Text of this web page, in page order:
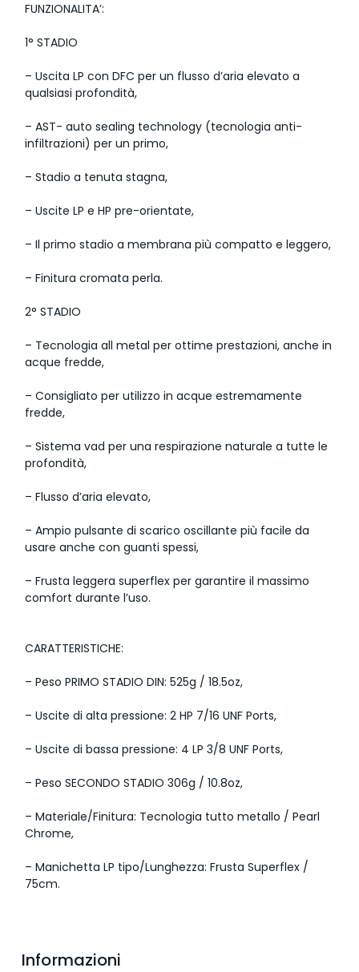
FUNZIONALITA’:
1° STADIO
– Uscita LP con DFC per un flusso d’aria elevato a
qualsiasi profondità,
– AST- auto sealing technology (tecnologia anti-
infiltrazioni) per un primo,
– Stadio a tenuta stagna,
– Uscite LP e HP pre-orientate,
– Il primo stadio a membrana più compatto e leggero,
– Finitura cromata perla.
2° STADIO
– Tecnologia all metal per ottime prestazioni, anche in
acque fredde,
– Consigliato per utilizzo in acque estremamente
fredde,
– Sistema vad per una respirazione naturale a tutte le
profondità,
– Flusso d’aria elevato,
– Ampio pulsante di scarico oscillante più facile da
usare anche con guanti spessi,
– Frusta leggera superflex per garantire il massimo
comfort durante l’uso.
CARATTERISTICHE:
– Peso PRIMO STADIO DIN: 525g / 18.5oz,
– Uscite di alta pressione: 2 HP 7/16 UNF Ports,
– Uscite di bassa pressione: 4 LP 3/8 UNF Ports,
– Peso SECONDO STADIO 306g / 10.8oz,
– Materiale/Finitura: Tecnologia tutto metallo / Pearl
Chrome,
– Manichetta LP tipo/Lunghezza: Frusta Superflex /
75cm.
Informazioni